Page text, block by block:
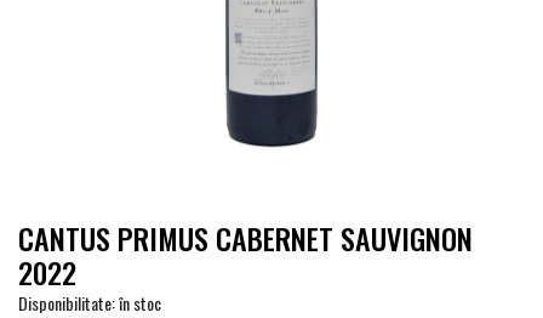
CANTUS PRIMUS CABERNET SAUVIGNON
2022
Disponibilitate: în stoc